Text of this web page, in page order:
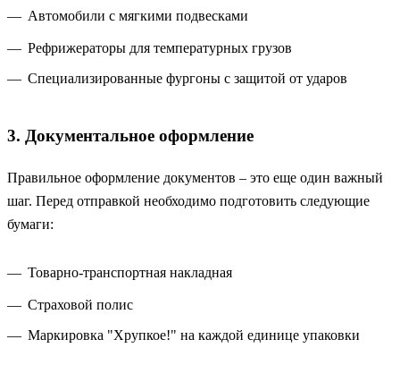
Автомобили с мягкими подвесками
Рефрижераторы для температурных грузов
Специализированные фургоны с защитой от ударов
3. Документальное оформление
Правильное оформление документов – это еще один важный
шаг. Перед отправкой необходимо подготовить следующие
бумаги:
Товарно-транспортная накладная
Страховой полис
Маркировка "Хрупкое!" на каждой единице упаковки